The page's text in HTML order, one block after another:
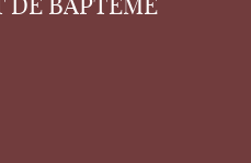
DE BAPTÊME